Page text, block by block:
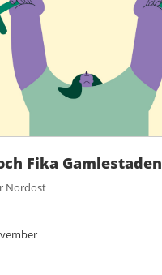
Fika Gamlestaden
Nordost